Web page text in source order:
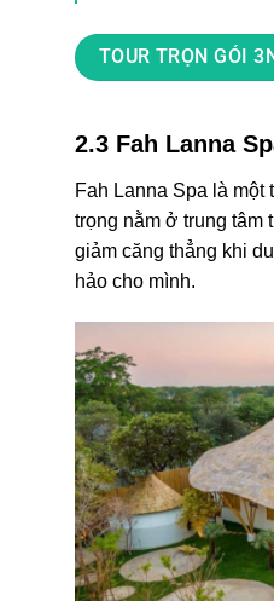
TOUR TRỌN GÓI
2.3 Fah Lanna
Fah Lanna Spa là
trọng nằm ở trung tâm
giảm căng thẳng khi
hảo cho mình.